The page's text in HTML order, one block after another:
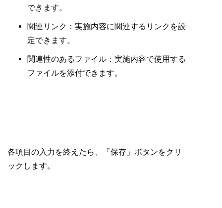
できます。
関連リンク：実施内容に関連するリンクを設
定できます。
関連性のあるファイル：実施内容で使用する
ファイルを添付できます。
各項目の入力を終えたら、「保存」ボタンをクリ
ックします。